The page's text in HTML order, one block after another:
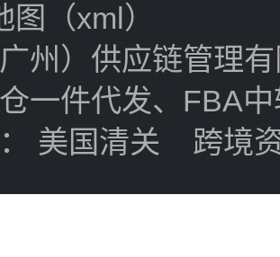
图（xml）
州）供应链管理
一件代发、FBA
美国清关 跨境